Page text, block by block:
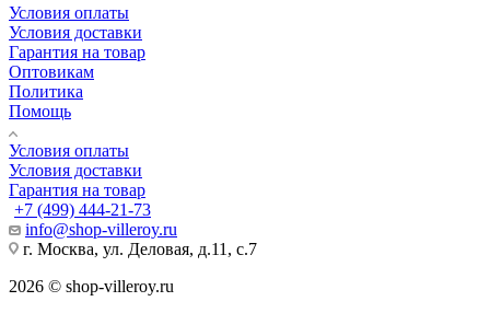
Условия оплаты
Условия доставки
Гарантия на товар
Оптовикам
Политика
Помощь
Условия оплаты
Условия доставки
Гарантия на товар
+7 (499) 444-21-73
info@shop-villeroy.ru
г. Москва, ул. Деловая, д.11, с.7
2026 © shop-villeroy.ru